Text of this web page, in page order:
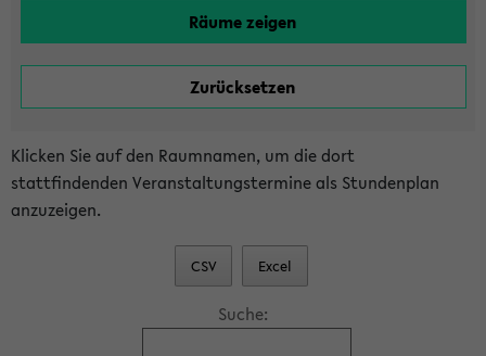
Klicken Sie auf den Raumnamen, um die dort
stattfindenden Veranstaltungstermine als Stundenplan
anzuzeigen.
CSV Excel
Suche: